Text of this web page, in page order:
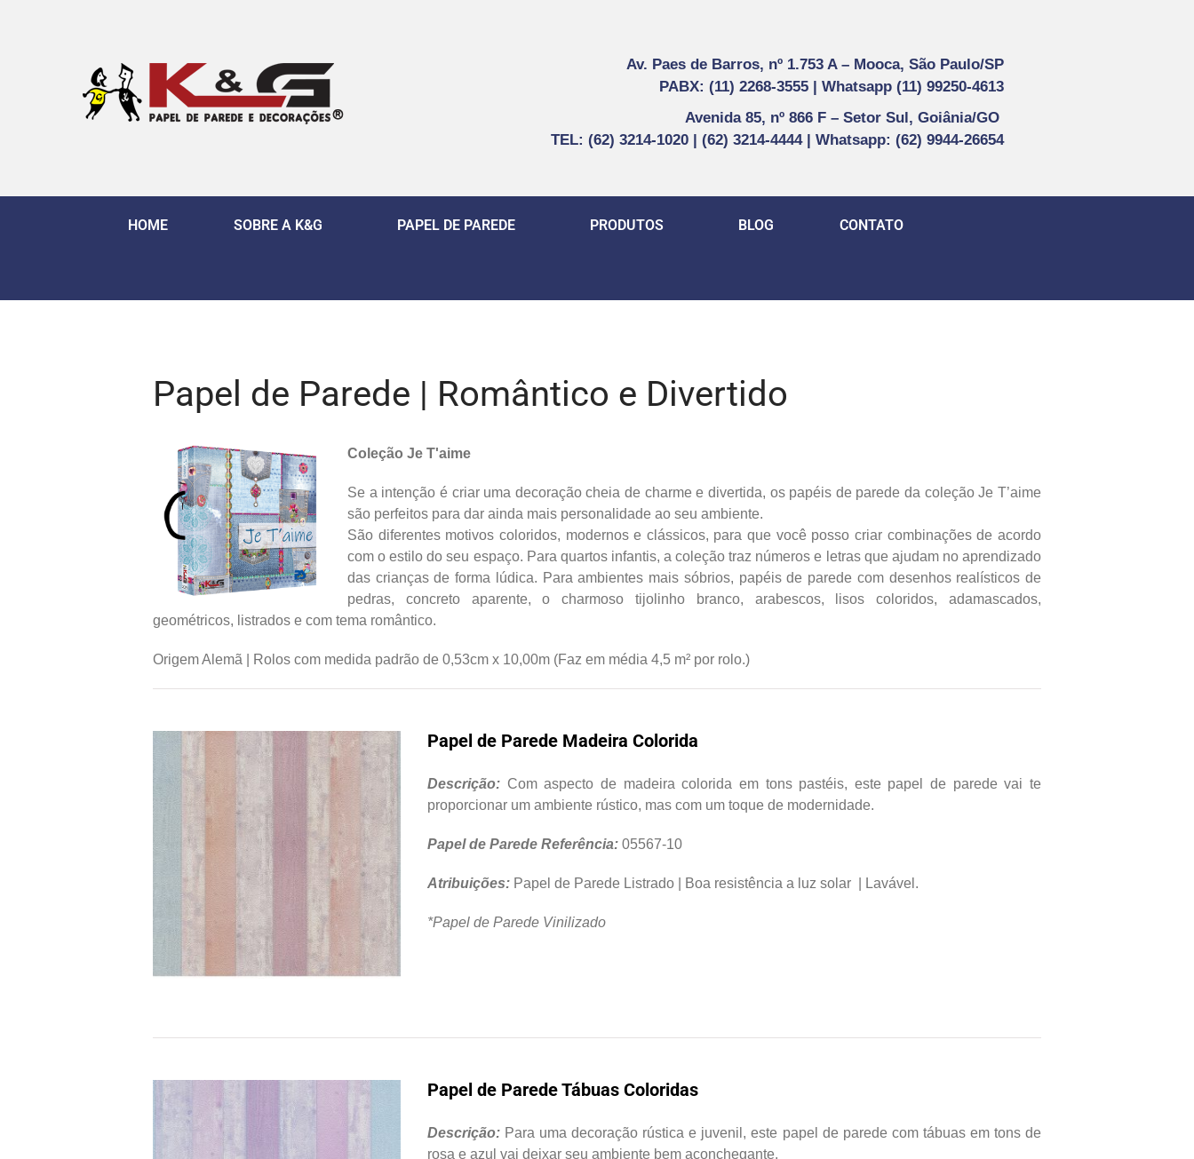
Av. Paes de Barros, nº 1.753 A – Mooca, São Paulo/SP
PABX: (11) 2268-3555 | Whatsapp (11) 99250-4613
Avenida 85, nº 866 F – Setor Sul, Goiânia/GO
TEL: (62) 3214-1020 | (62) 3214-4444 | Whatsapp: (62) 9944-26654
HOME SOBRE A K&G PAPEL DE PAREDE PRODUTOS BLOG CONTATO
Papel de Parede | Romântico e Divertido
Coleção Je T'aime
Se a intenção é criar uma decoração cheia de charme e divertida, os papéis de parede da coleção Je T’aime
são perfeitos para dar ainda mais personalidade ao seu ambiente.
São diferentes motivos coloridos, modernos e clássicos, para que você posso criar combinações de acordo
com o estilo do seu espaço. Para quartos infantis, a coleção traz números e letras que ajudam no aprendizado
das crianças de forma lúdica. Para ambientes mais sóbrios, papéis de parede com desenhos realísticos de
pedras, concreto aparente, o charmoso tijolinho branco, arabescos, lisos coloridos, adamascados,
geométricos, listrados e com tema romântico.
Origem Alemã | Rolos com medida padrão de 0,53cm x 10,00m (Faz em média 4,5 m² por rolo.)
Papel de Parede Madeira Colorida
Descrição: Com aspecto de madeira colorida em tons pastéis, este papel de parede vai te
proporcionar um ambiente rústico, mas com um toque de modernidade.
Papel de Parede Referência: 05567-10
Atribuições: Papel de Parede Listrado | Boa resistência a luz solar | Lavável.
*Papel de Parede Vinilizado
Papel de Parede Tábuas Coloridas
Descrição: Para uma decoração rústica e juvenil, este papel de parede com tábuas em tons de
rosa e azul vai deixar seu ambiente bem aconchegante.